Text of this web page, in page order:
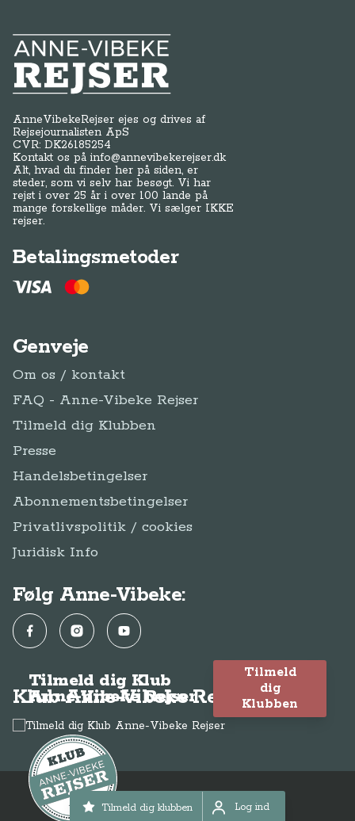
Tilmeld dig klubben Log ind
Log ind
Anne-Vibeke Rejser
AnneVibekeRejser ejes og drives af
Rejsejournalisten ApS
CVR: DK26185254
Kontakt os påinfo@annevibekerejser.dk
Alt, hvad du finder her på siden, er
steder, som vi selv har besøgt. Vi har
rejst i over 25 år i over 100 lande på
mange forskellige måder. Vi sælger IKKE
rejser.
Betalingsmetoder
Genveje
Om os / kontakt
FAQ - Anne-Vibeke Rejser
Tilmeld dig Klubben
Presse
Handelsbetingelser
Abonnementsbetingelser
Privatlivspolitik / cookies
Juridisk Info
Følg Anne-Vibeke:
FacebookInstagramYouTube
Klub Anne-Vibeke Rejser
Tilmeld dig Klub
Anne-Vibeke Rejser
Tilmeld
dig
Klubben
© Anne-Vibeke Rejser2026